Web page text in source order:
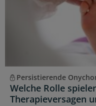
Persistierende
Welche Rolle
Therapieversagen